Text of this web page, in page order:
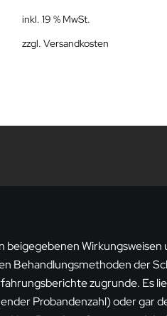
inkl. 19 % MwSt.
zzgl. Versandkosten
Behandlungsmethoden der
zugrunde. Es
Probandenzahl) oder gar